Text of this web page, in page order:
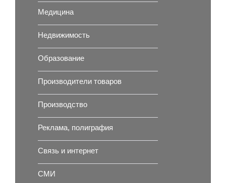
Медицина
Недвижимость
Образование
Производители товаров
Производство
Реклама, полиграфия
Связь и интернет
СМИ